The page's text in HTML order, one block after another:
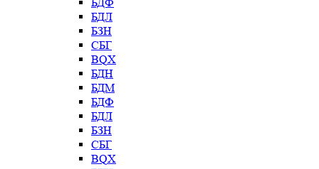
БДЛ
БЗН
СБГ
BQX
БДН
БДМ
БДФ
БДЛ
БЗН
СБГ
BQX